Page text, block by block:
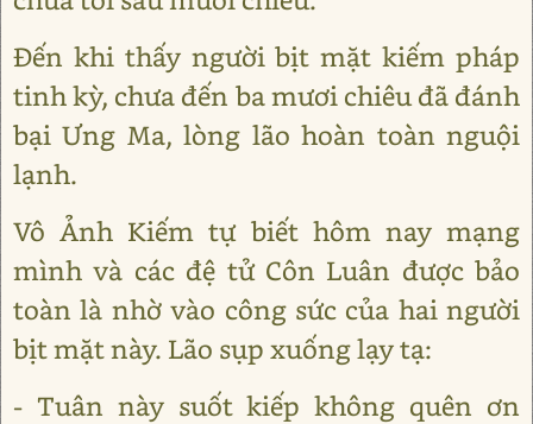
Đến khi thấy người bịt mặt kiếm pháp
tinh kỳ, chưa đến ba mươi chiêu đã đánh
bại Ưng Ma, lòng lão hoàn toàn nguội
lạnh.
Vô Ảnh Kiếm tự biết hôm nay mạng
mình và các đệ tử Côn Luân được bảo
toàn là nhờ vào công sức của hai người
bịt mặt này. Lão sụp xuống lạy tạ:
- Tuân này suốt kiếp không quên ơn